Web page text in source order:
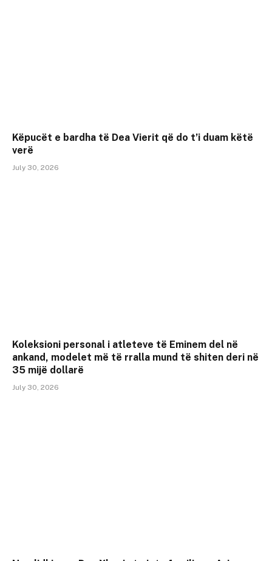
Këpucët e bardha të Dea Vierit që do t’i duam këtë
verë
July 30, 2026
Koleksioni personal i atleteve të Eminem del në
ankand, modelet më të rralla mund të shiten deri në
35 mijë dollarë
July 30, 2026